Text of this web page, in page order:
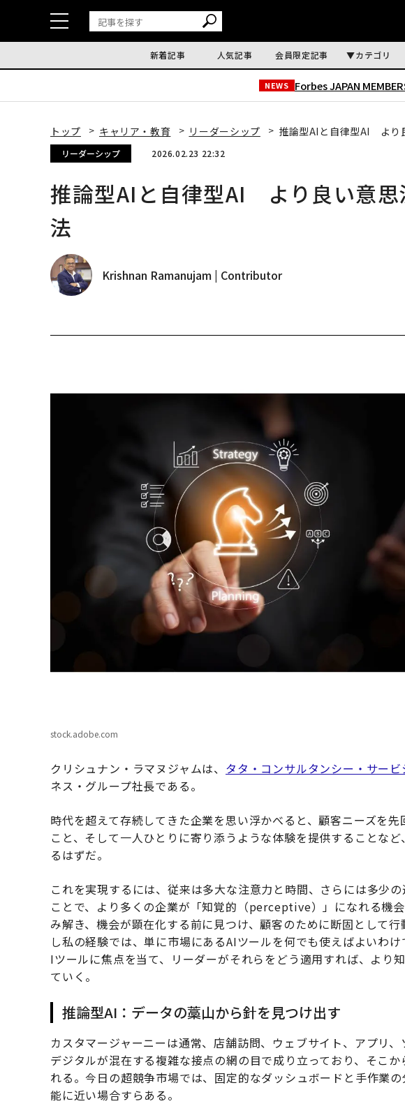
新着記事 人気記事 会員限定記事 カテゴリ
NEWS Forbes JAPAN
トップ キャリア・教育 リーダーシップ 推論型AIと自律型AI より
リーダーシップ 2026.02.23 22:32
推論型AIと自律型AI より良い意思
法
Krishnan Ramanujam | Contributor
stock.adobe.com
クリシュナン・ラマヌジャムは、 タタ・コンサルタンシー・サービ
ネス・グループ社長である。
時代を超えて存続してきた企業を思い浮かべると、顧客ニーズを
こと、そして一人ひとりに寄り添うような体験を提供することな
るはずだ。
これを実現するには、従来は多大な注意力と時間、さらには多少
ことで、より多くの企業が「知覚的（perceptive）」になれる機
み解き、機会が顕在化する前に見つけ、顧客のために断固として
し私の経験では、単に市場にあるAIツールを何でも使えばよいわ
Iツールに焦点を当て、リーダーがそれらをどう適用すれば、より
ていく。
推論型AI：データの藁山から針を見つけ出す
カスタマージャーニーは通常、店舗訪問、ウェブサイト、アプリ
デジタルが混在する複雑な接点の網の目で成り立っており、そこ
れる。今日の超競争市場では、固定的なダッシュボードと手作業
能に近い場合すらある。